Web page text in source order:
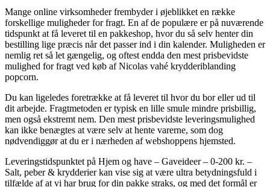
Mange online virksomheder frembyder i øjeblikket en række
forskellige muligheder for fragt. En af de populære er på nuværende
tidspunkt at få leveret til en pakkeshop, hvor du så selv henter din
bestilling lige præcis når det passer ind i din kalender. Muligheden er
nemlig ret så let gængelig, og oftest endda den mest prisbevidste
mulighed for fragt ved køb af Nicolas vahé krydderiblanding
popcorn.
Du kan ligeledes foretrække at få leveret til hvor du bor eller ud til
dit arbejde. Fragtmetoden er typisk en lille smule mindre prisbillig,
men også ekstremt nem. Den mest prisbevidste leveringsmulighed
kan ikke benægtes at være selv at hente varerne, som dog
nødvendiggør at du er i nærheden af webshoppens hjemsted.
Leveringstidspunktet på Hjem og have – Gaveideer – 0-200 kr. –
Salt, peber & krydderier kan vise sig at være ultra betydningsfuld i
tilfælde af at vi har brug for din pakke straks, og med det formål er